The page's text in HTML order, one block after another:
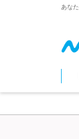
あな